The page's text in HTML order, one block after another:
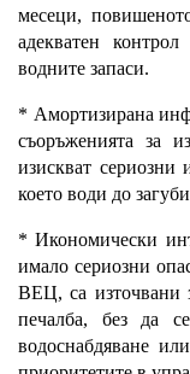
месеци,
адекватен
водните запаси.
* Амортизирана
съоръженията за
изискват сериозни
което води до
* Икономически
имало сериозни
ВЕЦ, са източвани
печалба, без да
водоснабдяване